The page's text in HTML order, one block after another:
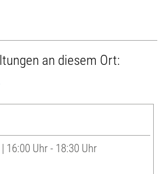
an diesem Ort:
16:00 Uhr - 18:30 Uhr